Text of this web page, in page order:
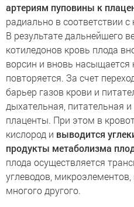
артериям пуповины к
радиально в соответствии
В результате дальнейшего
котиледонов кровь плода
ворсин и вновь насыщается
повторяется. За счет
барьер газов крови и
дыхательная, питательная
плаценты. При этом в
кислород и выводится
продукты метаболизма
плода осуществляется
углеводов,
многого другого.